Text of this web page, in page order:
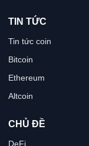
TIN TỨC
Tin tức coin
Bitcoin
Ethereum
Altcoin
CHỦ ĐỀ
DeFi